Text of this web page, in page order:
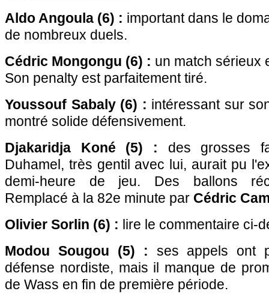
Aldo Angoula (6) : important dans le
de nombreux duels.
Cédric Mongongu (6) : un match sérieux
Son penalty est parfaitement tiré.
Youssouf Sabaly (6) : intéressant sur
montré solide défensivement.
Djakaridja Koné (5) : des grosses
Duhamel, très gentil avec lui, aurait pu
demi-heure de jeu. Des ballons
Remplacé à la 82e minute par Cédric
Olivier Sorlin (6) : lire le commentaire ci-
Modou Sougou (5) : ses appels ont
défense nordiste, mais il manque de
de Wass en fin de première période.